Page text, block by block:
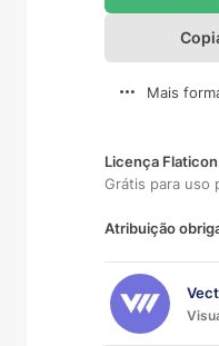
Mais
Licença Flaticon
Grátis para uso
Atribuição